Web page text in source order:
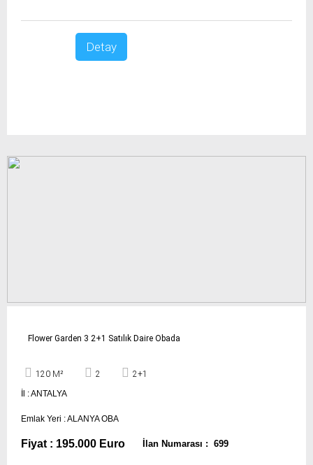
Detay
Flower Garden 3 2+1 Satılık Daire Obada
120 M² 2
2+1
İl : ANTALYA
Emlak Yeri : ALANYA OBA
Fiyat : 195.000 Euro İlan Numarası : 699